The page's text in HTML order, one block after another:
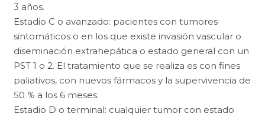
3 años.
Estadio C o avanzado: pacientes con tumores
sintomáticos o en los que existe invasión vascular o
diseminación extrahepática o estado general con un
PST 1 o 2. El tratamiento que se realiza es con fines
paliativos, con nuevos fármacos y la supervivencia de
50 % a los 6 meses.
Estadio D o terminal: cualquier tumor con estado